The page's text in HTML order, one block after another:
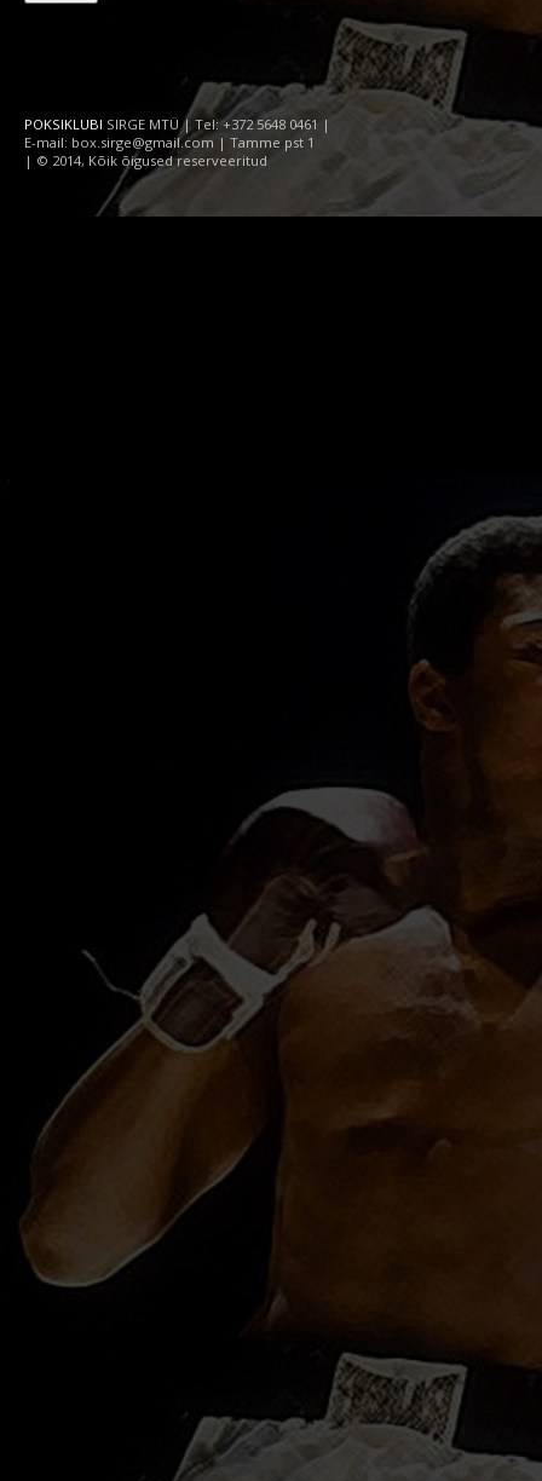
POKSIKLUBI SIRGE MTÜ | Tel: +372 5648 0461 |
E-mail: box.sirge@gmail.com | Tamme pst 1
| © 2014, Kõik õigused reserveeritud